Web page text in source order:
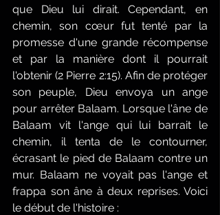
que Dieu lui dirait. Cependant, en
chemin, son cœur fut tenté par la
promesse d'une grande récompense
et par la manière dont il pourrait
l'obtenir (2 Pierre 2:15). Afin de protéger
son peuple, Dieu envoya un ange
pour arrêter Balaam. Lorsque l'âne de
Balaam vit l'ange qui lui barrait le
chemin, il tenta de le contourner,
écrasant le pied de Balaam contre un
mur. Balaam ne voyait pas l'ange et
frappa son âne à deux reprises. Voici
le début de l'histoire :